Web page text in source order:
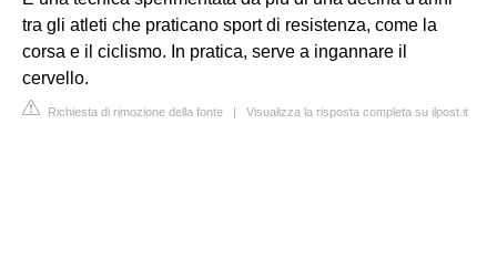
tra gli atleti che praticano sport di resistenza, come la
corsa e il ciclismo. In pratica, serve a ingannare il
cervello.
Richiesta di rimozione della fonte | Visualizza la risposta completa su ilpost.it